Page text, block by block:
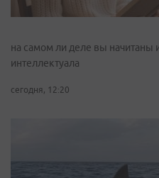
на самом ли деле вы начитаны
интеллектуала
сегодня, 12:20